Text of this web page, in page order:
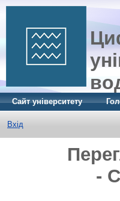
Сайт університету
Вхід
-